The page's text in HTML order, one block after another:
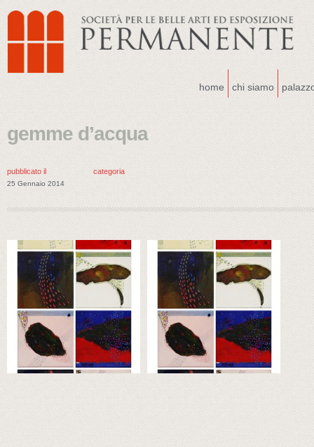
home chi siamo
gemme d’acqua
pubblicato il
25 Gennaio 2014
categoria